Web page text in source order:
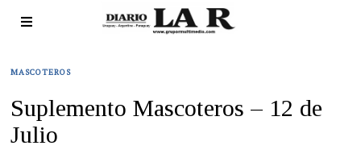
MASCOTEROS
Suplemento Mascoteros – 12 de
Julio